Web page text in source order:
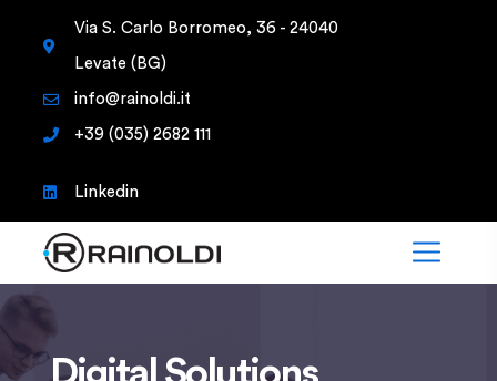
Via S. Carlo Borromeo, 36 - 24040
Levate (BG)
info@rainoldi.it
+39 (035) 2682 111
Linkedin
Digital Solutions